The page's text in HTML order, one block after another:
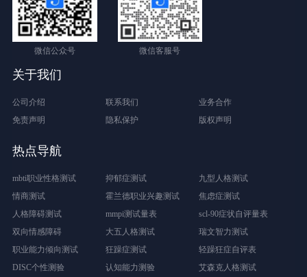
微信公众号 微信客服号
关于我们
公司介绍 联系我们
业务合作
免责声明
隐私保护 版权声明
热点导航
mbti职业性格测试 抑郁症测试
九型人格测试
情商测试
霍兰德职业兴趣测试
焦虑症测试
人格障碍测试
mmpi测试量表
scl-90症状自评量表
双向情感障碍
大五人格测试
瑞文智力测试
职业能力倾向测试
狂躁症测试
轻躁狂症自评表
DISC个性测验
认知能力测验 艾森克人格测试